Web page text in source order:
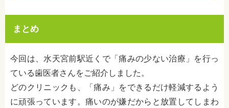
まとめ
今回は、水天宮前駅近くで「痛みの少ない治療」を行っ
ている歯医者さんをご紹介しました。
どのクリニックも、「痛み」をできるだけ軽減するよう
に頑張っています。痛いのが嫌だからと放置してしまわ